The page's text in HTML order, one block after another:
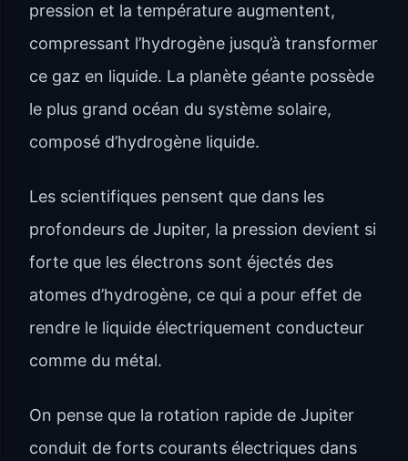
pression et la température augmentent,
compressant l’hydrogène jusqu’à transformer
ce gaz en liquide. La planète géante possède
le plus grand océan du système solaire,
composé d’hydrogène liquide.
Les scientifiques pensent que dans les
profondeurs de Jupiter, la pression devient si
forte que les électrons sont éjectés des
atomes d’hydrogène, ce qui a pour effet de
rendre le liquide électriquement conducteur
comme du métal.
On pense que la rotation rapide de Jupiter
conduit de forts courants électriques dans